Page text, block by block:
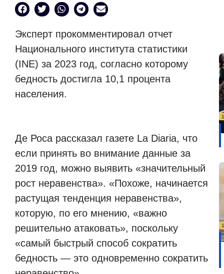
Эксперт прокомментировал отчет
Национального института статистики
(INE) за 2023 год, согласно которому
бедность достигла 10,1 процента
населения.
Де Роса рассказал газете La Diaria, что
если принять во внимание данные за
2019 год, можно выявить «значительный
рост неравенства». «Похоже, начинается
растущая тенденция неравенства»,
которую, по его мнению, «важно
решительно атаковать», поскольку
«самый быстрый способ сократить
бедность — это одновременно сократить